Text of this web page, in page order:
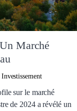
Marché
Investissement
sur le marché
de 2024 a révélé un